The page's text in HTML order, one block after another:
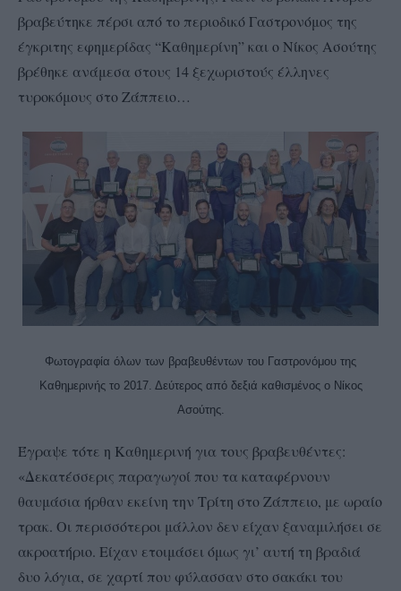
βραβεύτηκε πέρσι από το περιοδικό Γαστρονόμος της
έγκριτης εφημερίδας “Καθημερίνη” και ο Νίκος Ασούτης
βρέθηκε ανάμεσα στους 14 ξεχωριστούς έλληνες
τυροκόμους στο Ζάππειο…
Φωτογραφία όλων των βραβευθέντων του Γαστρονόμου της
Καθημερινής το 2017. Δεύτερος από δεξιά καθισμένος ο Νίκος
Ασούτης.
Έγραψε τότε η Καθημερινή για τους βραβευθέντες:
«Δεκατέσσερις παραγωγοί που τα καταφέρνουν
θαυμάσια ήρθαν εκείνη την Τρίτη στο Ζάππειο, με ωραίο
τρακ. Οι περισσότεροι μάλλον δεν είχαν ξαναμιλήσει σε
ακροατήριο. Είχαν ετοιμάσει όμως γι’ αυτή τη βραδιά
δυο λόγια, σε χαρτί που φύλασσαν στο σακάκι του